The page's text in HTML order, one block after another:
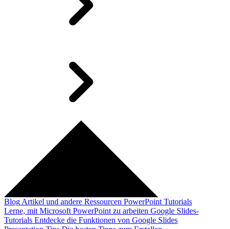
Blog Artikel und andere Ressourcen PowerPoint Tutorials
Lerne, mit Microsoft PowerPoint zu arbeiten Google Slides-
Tutorials Entdecke die Funktionen von Google Slides